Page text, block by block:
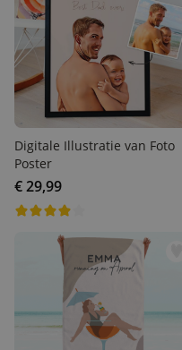
Digitale Illustratie van Foto
Poster
€ 29,99